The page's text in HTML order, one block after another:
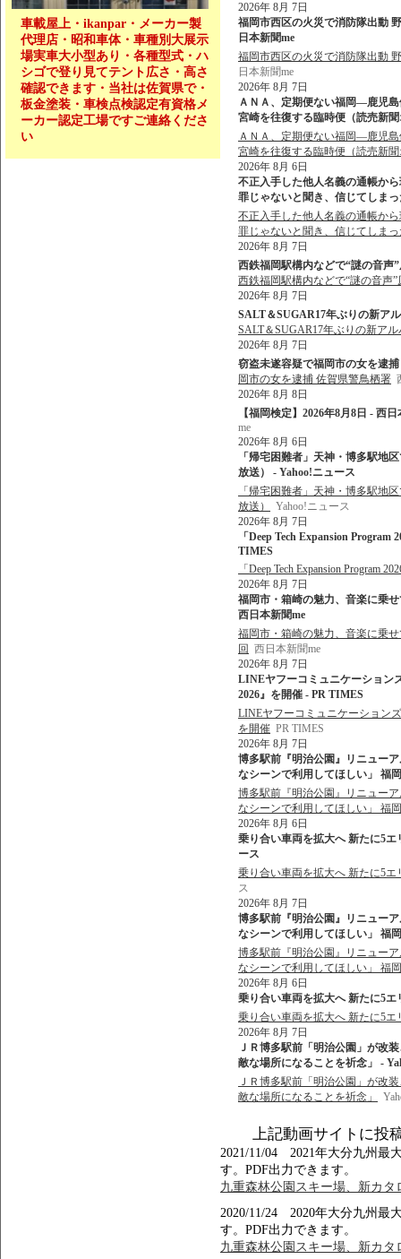
車載屋上・ikanpar・メーカー製
代理店・昭和車体・車種別大展示
場実車大小型あり・各種型式・ハ
シゴで登り見てテント広さ・高さ
確認できます・当社は佐賀県で・
板金塗装・車検点検認定有資格メ
ーカー認定工場ですご連絡くださ
い
2026年 8月 7日
福岡市西区の火災で消防隊出動
日本新聞me
福岡市西区の火災で消防隊出動
日本新聞me
2026年 8月 7日
ＡＮＡ、定期便ない福岡―鹿児
宮崎を往復する臨時便（読売新
ＡＮＡ、定期便ない福岡―鹿児
宮崎を往復する臨時便（読売新
2026年 8月 6日
不正入手した他人名義の通帳か
罪じゃないと聞き、信じてしま
不正入手した他人名義の通帳か
罪じゃないと聞き、信じてしま
2026年 8月 7日
西鉄福岡駅構内などで“謎の音声
西鉄福岡駅構内などで“謎の音声
2026年 8月 7日
SALT＆SUGAR17年ぶりの新ア
SALT＆SUGAR17年ぶりの新ア
2026年 8月 7日
窃盗未遂容疑で福岡市の女を逮
岡市の女を逮捕 佐賀県警鳥栖署
2026年 8月 8日
【福岡検定】2026年8月8日 - 西
me
2026年 8月 6日
「帰宅困難者」天神・博多駅地
放送） - Yahoo!ニュース
「帰宅困難者」天神・博多駅地
放送）
Yahoo!ニュース
2026年 8月 7日
「Deep Tech Expansion
TIMES
「Deep Tech Expansion Program
2026年 8月 7日
福岡市・箱崎の魅力、音楽に乗
西日本新聞me
福岡市・箱崎の魅力、音楽に乗
回 西日本新聞me
2026年 8月 7日
LINEヤフーコミュニケーション
2026』を開催 - PR TIMES
LINEヤフーコミュニケーション
を開催 PR TIMES
2026年 8月 7日
博多駅前『明治公園』リニュー
なシーンで利用してほしい」 福
博多駅前『明治公園』リニュー
なシーンで利用してほしい」 福
2026年 8月 6日
乗り合い車両を拡大へ 新たに5エ
ース
乗り合い車両を拡大へ 新たに5
ス
2026年 8月 7日
博多駅前『明治公園』リニュー
なシーンで利用してほしい」 福
博多駅前『明治公園』リニュー
なシーンで利用してほしい」 福
2026年 8月 6日
乗り合い車両を拡大へ 新たに5エ
乗り合い車両を拡大へ 新たに5
2026年 8月 7日
ＪＲ博多駅前「明治公園」が改
敵な場所になることを祈念」 -
ＪＲ博多駅前「明治公園」が改
敵な場所になることを祈念」
上記動画サイトに投
2021/11/04 2021年大分九州最
す。PDF出力できます。
九重森林公園スキー場、新カタ
2020/11/24 2020年大分九州最
す。PDF出力できます。
九重森林公園スキー場、新カタ